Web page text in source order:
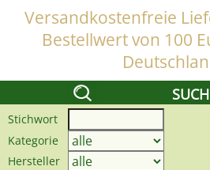
Versandkostenfreie
Bestellwert von 100
Stichwort
Kategorie
Hersteller